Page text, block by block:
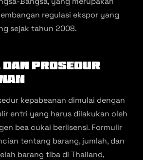
regulasi ekspor yang
sejak tahun 2008​.
Prosedur
kepabeanan dimulai dengan
entri yang harus dilakukan oleh
bea cukai berlisensi. Formulir
tentang barang, jumlah, dan
barang tiba di Thailand,